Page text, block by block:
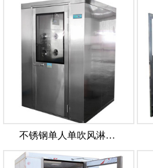
不锈钢单人单吹风淋…